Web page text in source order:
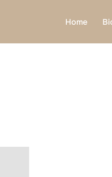
Home